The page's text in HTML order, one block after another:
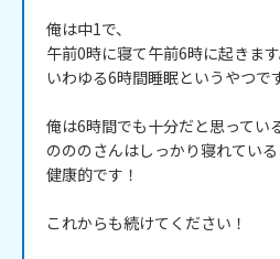
俺は中1で、
午前0時に寝て午前6時に起きます
いわゆる6時間睡眠というやつです
俺は6時間でも十分だと思ってい
のののさんはしっかり寝れている
健康的です！
これからも続けてください！